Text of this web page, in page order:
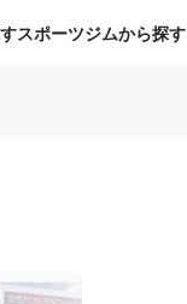
スポーツジムから探す